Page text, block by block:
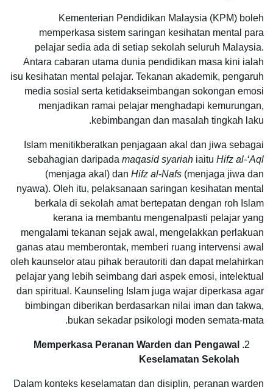
Kementerian Pendidikan Malaysia (KPM) boleh
memperkasa sistem saringan kesihatan mental para
pelajar sedia ada di setiap sekolah seluruh Malaysia.
Antara cabaran utama dunia pendidikan masa kini ialah
isu kesihatan mental pelajar. Tekanan akademik, pengaruh
media sosial serta ketidakseimbangan sokongan emosi
menjadikan ramai pelajar menghadapi kemurungan,
kebimbangan dan masalah tingkah laku.
Islam menitikberatkan penjagaan akal dan jiwa sebagai
sebahagian daripada maqasid syariah iaitu Hifz al-‘Aql
(menjaga akal) dan Hifz al-Nafs (menjaga jiwa dan
nyawa). Oleh itu, pelaksanaan saringan kesihatan mental
berkala di sekolah amat bertepatan dengan roh Islam
kerana ia membantu mengenalpasti pelajar yang
mengalami tekanan sejak awal, mengelakkan perlakuan
ganas atau memberontak, memberi ruang intervensi awal
oleh kaunselor atau pihak berautoriti dan dapat melahirkan
pelajar yang lebih seimbang dari aspek emosi, intelektual
dan spiritual. Kaunseling Islam juga wajar diperkasa agar
bimbingan diberikan berdasarkan nilai iman dan takwa,
bukan sekadar psikologi moden semata-mata.
Memperkasa Peranan Warden dan Pengawal
Keselamatan Sekolah
Dalam konteks keselamatan dan disiplin, peranan warden